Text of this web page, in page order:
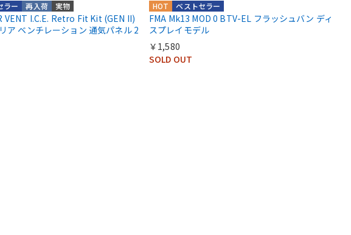
実物
再入荷
ラー
VENT I.C.E. Retro Fit Kit (GEN II)
ア ベンチレーション 通気パネル 2
ベストセラー
HOT
FMA Mk13 MOD 0 BTV-EL フラッシュバン ディ
スプレイモデル
￥1,580
SOLD OUT